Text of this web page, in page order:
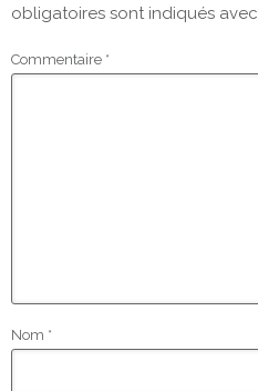
obligatoires sont indiqués avec
Commentaire *
Nom *